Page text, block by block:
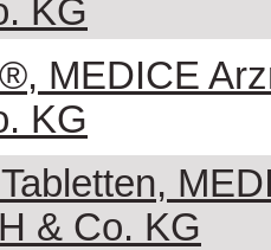
KG
MEDICE
KG
& Co. KG